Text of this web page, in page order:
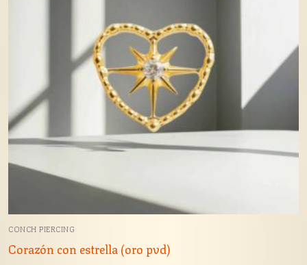
CONCH PIERCING
Corazón con estrella (oro pvd)